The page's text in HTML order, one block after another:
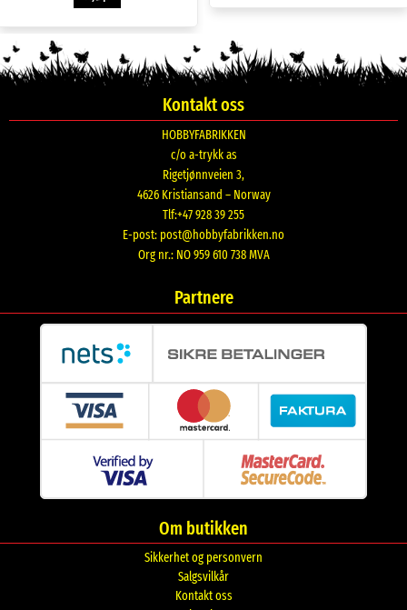
Kontakt oss
HOBBYFABRIKKEN
c/o a-trykk as
Rigetjønnveien 3,
4626 Kristiansand – Norway
Tlf:+47 928 39 255
E-post: post@hobbyfabrikken.no
Org nr.: NO 959 610 738 MVA
Partnere
Om butikken
Sikkerhet og personvern
Salgsvilkår
Kontakt oss